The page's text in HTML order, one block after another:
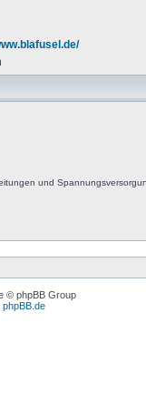
und
© phpBB Group
phpBB.de